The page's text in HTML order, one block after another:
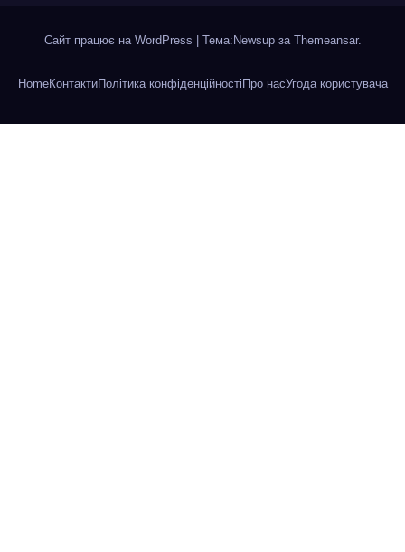
Сайт працює на WordPress | Тема:Newsup за Themeansar.
HomeКонтактиПолітика конфіденційності Про насУгода користувача